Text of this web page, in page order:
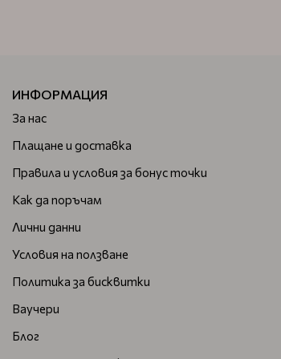
ИНФОРМАЦИЯ
За нас
Плащане и доставка
Правила и условия за бонус точки
Как да поръчам
Лични данни
Условия на ползване
Политика за бисквитки
Ваучери
Блог